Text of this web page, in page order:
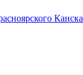
Канска